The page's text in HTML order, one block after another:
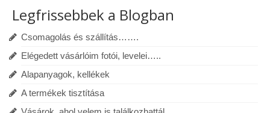
Legfrissebbek a Blogban
Csomagolás és szállítás…….
Elégedett vásárlóim fotói, levelei…..
Alapanyagok, kellékek
A termékek tisztítása